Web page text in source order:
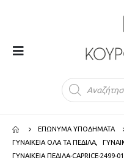
ΕΠΩΝΥΜΑ ΥΠΟΔΗΜΑΤΑ
ΓΥΝΑΙΚΕΙΑ ΟΛΑ ΤΑ ΠΕΔΙΛΑ
ΓΥΝΑΙΚΕΙΑ ΠΕΔΙΛΑ-CAPRICE-2499-